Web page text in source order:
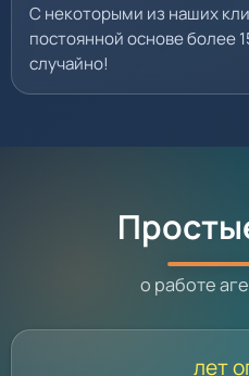
С некоторыми из наших
постоянной основе более
случайно!
о работе
лет